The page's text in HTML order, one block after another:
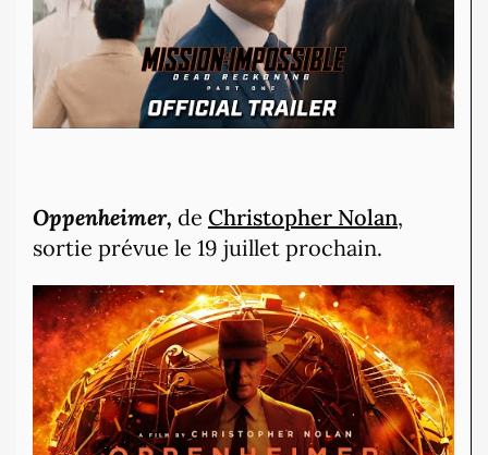
Oppenheimer, de Christopher Nolan,
sortie prévue le 19 juillet prochain.